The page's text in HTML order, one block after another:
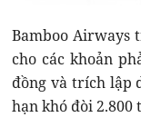
Bamboo Airways
cho các khoản
đồng và trích lập
hạn khó đòi 2.800